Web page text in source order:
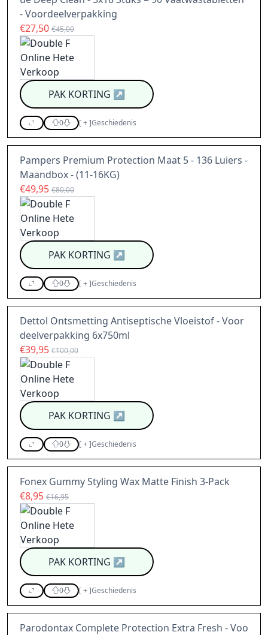
- Voordeelverpakking
€27,50 €45,00
PAK KORTING ↗
0 [+]Geschiedenis
Pampers Premium Protection Maat 5 - 136 Luiers -
Maandbox - (11-16KG)
€49,95 €80,00
PAK KORTING ↗
0 [+]Geschiedenis
Dettol Ontsmetting Antiseptische Vloeistof - Voor
deelverpakking 6x750ml
€39,95 €100,00
PAK KORTING ↗
0 [+]Geschiedenis
Fonex Gummy Styling Wax Matte Finish 3-Pack
€8,95 €16,95
PAK KORTING ↗
0 [+]Geschiedenis
Parodontax Complete Protection Extra Fresh - Voo